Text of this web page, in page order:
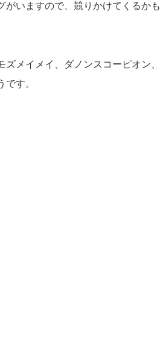
がいますので、競りかけてくるかも
メイメイ、ダノンスコーピオン、
す。